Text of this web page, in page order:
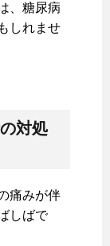
、糖尿病
しれませ
対処
痛みが伴
しばで